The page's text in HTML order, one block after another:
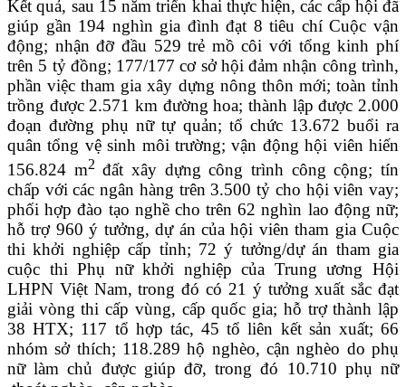
Kết quả, sau 15 năm triển khai thực hiện, các cấp hội đã
giúp gần 194 nghìn gia đình đạt 8 tiêu chí Cuộc vận
động; nhận đỡ đầu 529 trẻ mồ côi với tổng kinh phí
trên 5 tỷ đồng; 177/177 cơ sở hội đảm nhận công trình,
phần việc tham gia xây dựng nông thôn mới; toàn tỉnh
trồng được 2.571 km đường hoa; thành lập được 2.000
đoạn đường phụ nữ tự quản; tổ chức 13.672 buổi ra
quân tổng vệ sinh môi trường; vận động hội viên hiến
156.824 m2đất xây dựng công trình công cộng; tín
chấp với các ngân hàng trên 3.500 tỷ cho hội viên vay;
phối hợp đào tạo nghề cho trên 62 nghìn lao động nữ;
hỗ trợ 960 ý tưởng, dự án của hội viên tham gia Cuộc
thi khởi nghiệp cấp tỉnh; 72 ý tưởng/dự án tham gia
cuộc thi Phụ nữ khởi nghiệp của Trung ương Hội
LHPN Việt Nam, trong đó có 21 ý tưởng xuất sắc đạt
giải vòng thi cấp vùng, cấp quốc gia; hỗ trợ thành lập
38 HTX; 117 tổ hợp tác, 45 tổ liên kết sản xuất; 66
nhóm sở thích; 118.289 hộ nghèo, cận nghèo do phụ
nữ làm chủ được giúp đỡ, trong đó 10.710 phụ nữ